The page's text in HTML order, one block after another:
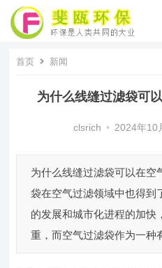
首页 新闻
为什么线缝过滤袋可
clsrich • 2024年10
为什么线缝过滤袋可以在空
袋在空气过滤领域中也得到
的发展和城市化进程的加快
重，而空气过滤袋作为一种